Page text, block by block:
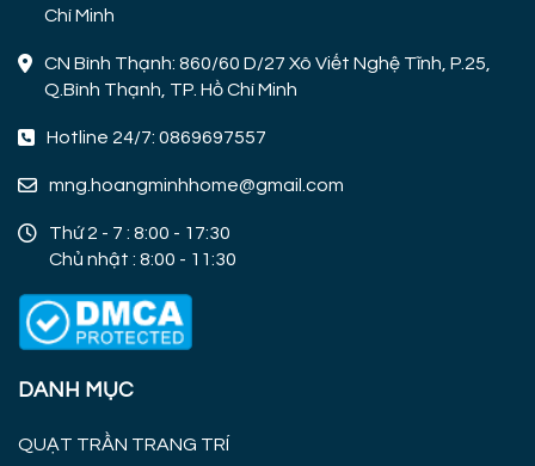
Chí Minh
CN Bình Thạnh: 860/60 D/27 Xô Viết Nghệ Tĩnh, P.25,
Q.Bình Thạnh, TP. Hồ Chí Minh
Hotline 24/7: 0869697557
mng.hoangminhhome@gmail.com
Thứ 2 - 7 : 8:00 - 17:30
Chủ nhật : 8:00 - 11:30
DANH MỤC
QUẠT TRẦN TRANG TRÍ